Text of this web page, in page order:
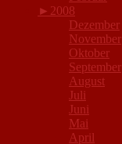
► 2008
Dezember
November
Oktober
September
August
Juli
Juni
Mai
April